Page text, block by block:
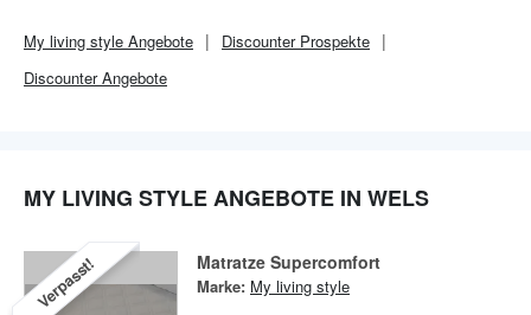
My living style Angebote DiscounterProspekte
DiscounterAngebote
MY LIVING STYLE ANGEBOTE IN WELS
Verpasst! Matratze Supercomfort
Marke: My living style